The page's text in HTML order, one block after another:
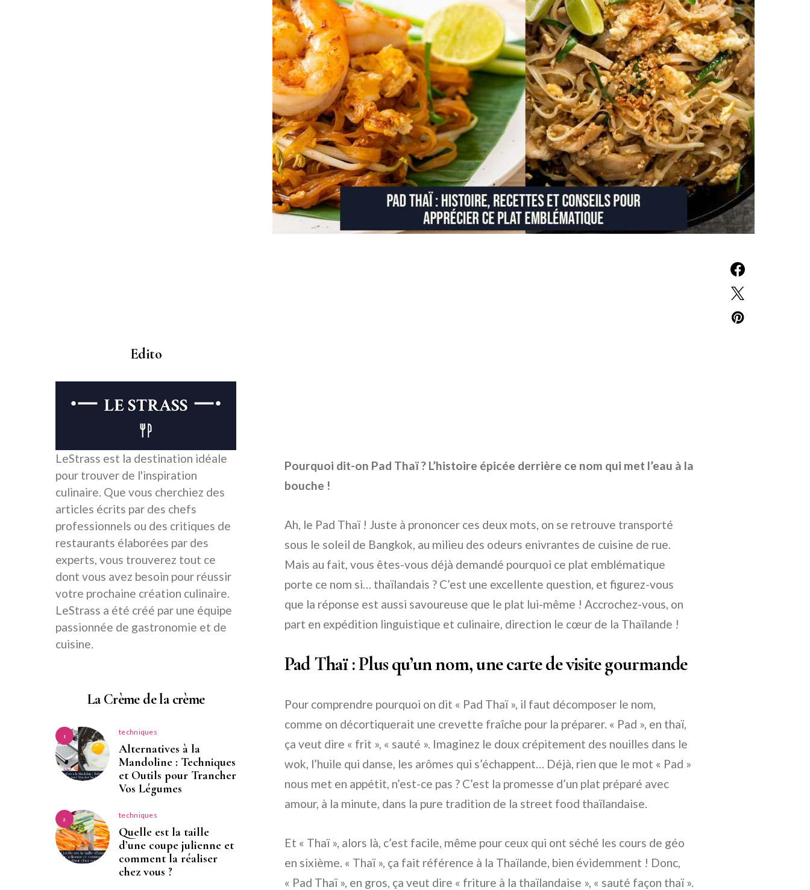
Pourquoi dit-on Pad Thaï ? L’histoire épicée derrière ce nom qui met l’eau à la
bouche !
Ah, le Pad Thaï ! Juste à prononcer ces deux mots, on se retrouve transporté
sous le soleil de Bangkok, au milieu des odeurs enivrantes de cuisine de rue.
Mais au fait, vous êtes-vous déjà demandé pourquoi ce plat emblématique
porte ce nom si… thaïlandais ? C’est une excellente question, et figurez-vous
que la réponse est aussi savoureuse que le plat lui-même ! Accrochez-vous, on
part en expédition linguistique et culinaire, direction le cœur de la Thaïlande !
Pad Thaï : Plus qu’un nom, une carte de visite gourmande
Pour comprendre pourquoi on dit « Pad Thaï », il faut décomposer le nom,
comme on décortiquerait une crevette fraîche pour la préparer. « Pad », en thaï,
ça veut dire « frit », « sauté ». Imaginez le doux crépitement des nouilles dans le
wok, l’huile qui danse, les arômes qui s’échappent… Déjà, rien que le mot « Pad »
nous met en appétit, n’est-ce pas ? C’est la promesse d’un plat préparé avec
amour, à la minute, dans la pure tradition de la street food thaïlandaise.
Et « Thaï », alors là, c’est facile, même pour ceux qui ont séché les cours de géo
en sixième. « Thaï », ça fait référence à la Thaïlande, bien évidemment ! Donc,
« Pad Thaï », en gros, ça veut dire « friture à la thaïlandaise », « sauté façon thaï ».
Edito
LeStrass est la destination idéale
pour trouver de l'inspiration
culinaire. Que vous cherchiez des
articles écrits par des chefs
professionnels ou des critiques de
restaurants élaborées par des
experts, vous trouverez tout ce
dont vous avez besoin pour réussir
votre prochaine création culinaire.
LeStrass a été créé par une équipe
passionnée de gastronomie et de
cuisine.
La Crème de la crème
1 techniques
Alternatives à la
Mandoline : Techniques
et Outils pour Trancher
Vos Légumes
2 techniques
Quelle est la taille
d’une coupe julienne et
comment la réaliser
chez vous ?